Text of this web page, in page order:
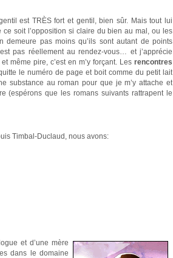
est TRÈS fort et gentil, bien sûr. Mais tout lui
soit l’opposition si claire du bien au mal, ou les
demeure pas moins qu’ils sont autant de points
pas réellement au rendez-vous… et j’apprécie
même pire, c’est en m’y forçant. Les rencontres
le numéro de page et boit comme du petit lait
substance au roman pour que je m’y attache et
(espérons que les romans suivants rattrapent le
Timbal-Duclaud, nous avons:
et d’une mère
dans le domaine